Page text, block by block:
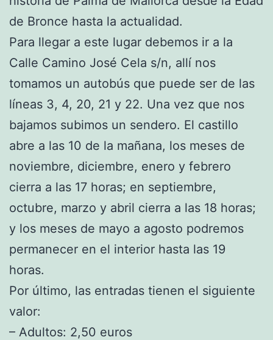
de Bronce hasta la actualidad.
Para llegar a este lugar debemos ir a la
Calle Camino José Cela s/n, allí nos
tomamos un autobús que puede ser de las
líneas 3, 4, 20, 21 y 22. Una vez que nos
bajamos subimos un sendero. El castillo
abre a las 10 de la mañana, los meses de
noviembre, diciembre, enero y febrero
cierra a las 17 horas; en septiembre,
octubre, marzo y abril cierra a las 18 horas;
y los meses de mayo a agosto podremos
permanecer en el interior hasta las 19
horas.
Por último, las entradas tienen el siguiente
valor:
– Adultos: 2,50 euros